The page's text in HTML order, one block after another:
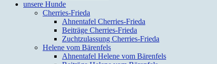
unsere Hunde
Cherries-Frieda
Ahnentafel Cherries-Frieda
Beiträge Cherries-Frieda
Zuchtzulassung Cherries-Frieda
Helene vom Bärenfels
Ahnentafel Helene vom Bärenfels